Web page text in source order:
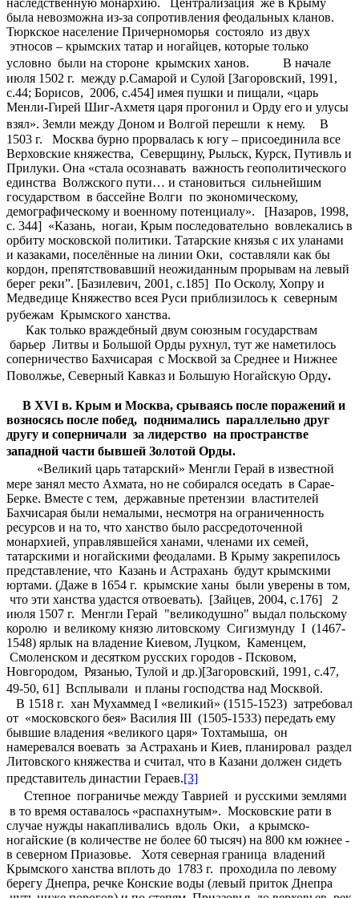
была невозможна из-за сопротивления феодальных кланов.
Тюркское население Причерноморья состояло из двух
этносов – крымских татар и ногайцев, которые только
условно были на стороне крымских ханов. В начале
июля 1502 г. между р.Самарой и Сулой [Загоровский, 1991,
с.44; Борисов, 2006, с.454] имея пушки и пищали, «царь
Менли-Гирей Шиг-Ахметя царя прогонил и Орду его и улусы
взял». Земли между Доном и Волгой перешли к нему. В
1503 г. Москва бурно прорвалась к югу – присоединила все
Верховские княжества, Северщину, Рыльск, Курск, Путивль и
Прилуки. Она «стала осознавать важность геополитического
единства Волжского пути… и становиться сильнейшим
государством в бассейне Волги по экономическому,
демографическому и военному потенциалу». [Назаров, 1998,
с. 344] «Казань, ногаи, Крым последовательно вовлекались в
орбиту московской политики. Татарские князья с их уланами
и казаками, поселённые на линии Оки, составляли как бы
кордон, препятствовавший неожиданным прорывам на левый
берег реки”. [Базилевич, 2001, c.185] По Осколу, Хопру и
Медведице Княжество всея Руси приблизилось к северным
рубежам Крымского ханства.
Как только враждебный двум союзным государствам
барьер Литвы и Большой Орды рухнул, тут же наметилось
соперничество Бахчисарая с Москвой за Среднее и Нижнее
Поволжье, Северный Кавказ и Большую Ногайскую Орду.
В XVI в. Крым и Москва, срываясь после поражений и
возносясь после побед, поднимались параллельно друг
другу и соперничали за лидерство на пространстве
западной части бывшей Золотой Орды.
«Великий царь татарский» Менгли Герай в известной
мере занял место Ахмата, но не собирался оседать в Сарае-
Берке. Вместе с тем, державные претензии властителей
Бахчисарая были немалыми, несмотря на ограниченность
ресурсов и на то, что ханство было рассредоточенной
монархией, управлявшейся ханами, членами их семей,
татарскими и ногайскими феодалами. В Крыму закрепилось
представление, что Казань и Астрахань будут крымскими
юртами. (Даже в 1654 г. крымские ханы были уверены в том,
что эти ханства удастся отвоевать). [Зайцев, 2004, с.176] 2
июля 1507 г. Менгли Герай "великодушно" выдал польскому
королю и великому князю литовскому Сигизмунду I (1467-
1548) ярлык на владение Киевом, Луцком, Каменцем,
Смоленском и десятком русских городов - Псковом,
Новгородом, Рязанью, Тулой и др.)[Загоровский, 1991, с.47,
49-50, 61] Всплывали и планы господства над Москвой.
В 1518 г. хан Мухаммед I «великий» (1515-1523) затребовал
от «московского бея» Василия III (1505-1533) передать ему
бывшие владения «великого царя» Тохтамыша, он
намеревался воевать за Астрахань и Киев, планировал раздел
Литовского княжества и считал, что в Казани должен сидеть
представитель династии Гераев.[3]
Степное пограничье между Таврией и русскими землями
в то время оставалось «распахнутым». Московские рати в
случае нужды накапливались вдоль Оки, а крымско-
ногайские (в количестве не более 60 тысяч) на 800 км южнее -
в северном Приазовье. Хотя северная граница владений
Крымского ханства вплоть до 1783 г. проходила по левому
берегу Днепра, речке Конские воды (левый приток Днепра